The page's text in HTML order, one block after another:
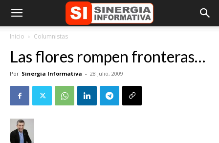
Inicio Columnistas
Las flores rompen fronteras…
Por Sinergia Informativa - 28 julio, 2009